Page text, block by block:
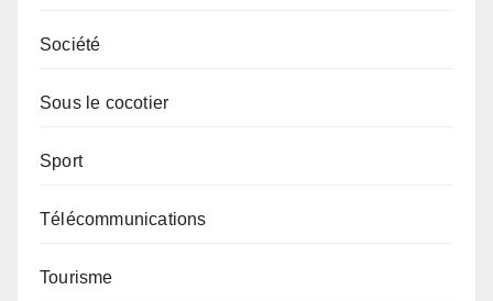
Société
Sous le cocotier
Sport
Télécommunications
Tourisme